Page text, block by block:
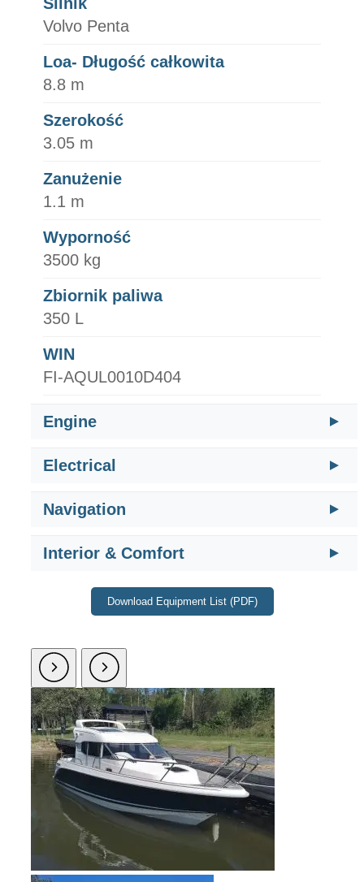
Volvo Penta
Loa- Długość całkowita
8.8 m
Szerokość
3.05 m
Zanużenie
1.1 m
Wyporność
3500 kg
Zbiornik paliwa
350 L
WIN
FI-AQUL0010D404
Engine
Electrical
Navigation
Interior & Comfort
Download Equipment List (PDF)